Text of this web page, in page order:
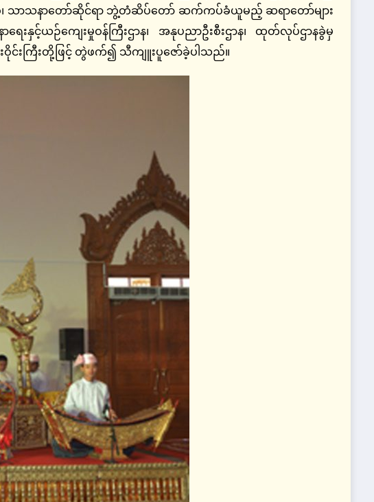
၊ သာသနာတော်ဆိုင်ရာ ဘွဲ့တံဆိပ်တော် ဆက်ကပ်ခံယူမည့် ဆရာတော်များ
နှင့်ယဉ်ကျေးမှုဝန်ကြီးဌာန၊ အနုပညာဦးစီးဌာန၊ ထုတ်လုပ်ဌာနခွဲမှ
င်းဝိုင်းကြီးတို့ဖြင့် တွဲဖက်၍ သီကျူးပူဇော်ခဲ့ပါသည်။